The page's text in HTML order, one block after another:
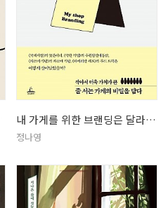
내 가게를 위한 브랜딩은 달라야 합니…
정나영